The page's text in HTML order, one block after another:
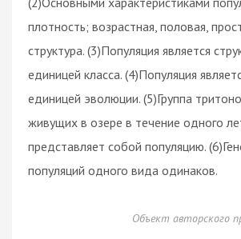
плотность; возрастная, половая,
структура. (3)Популяция является
единицей класса. (4)Популяция
единицей эволюции. (5)Группа
живущих в озере в течение одного
представляет собой популяцию.
популяций одного вида одинаков.
Объект авторского